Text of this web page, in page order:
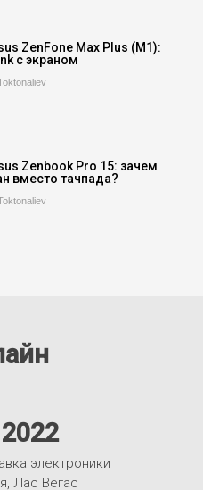
ZenFone Max Plus (M1):
с экраном
Zenbook Pro 15: зачем
вместо тачпада?
электроники
Лас Вегас